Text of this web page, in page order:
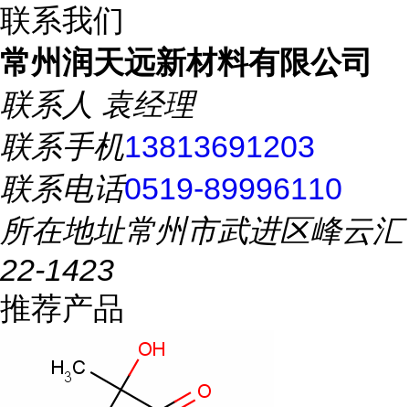
联系我们
常州润天远新材料有限公司
联系人 袁经理
联系手机13813691203
联系电话0519-89996110
所在地址常州市武进区峰云汇
22-1423
推荐产品